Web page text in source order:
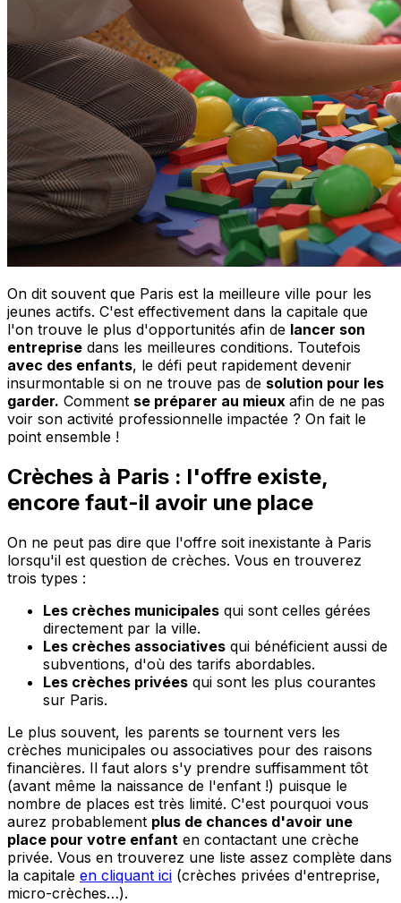
On dit souvent que Paris est la meilleure ville pour les
jeunes actifs. C'est effectivement dans la capitale que
l'on trouve le plus d'opportunités afin de lancer son
entreprise dans les meilleures conditions. Toutefois
avec des enfants, le défi peut rapidement devenir
insurmontable si on ne trouve pas de solution pour les
garder. Comment se préparer au mieux afin de ne pas
voir son activité professionnelle impactée ? On fait le
point ensemble !
Crèches à Paris : l'offre existe,
encore faut-il avoir une place
On ne peut pas dire que l'offre soit inexistante à Paris
lorsqu'il est question de crèches. Vous en trouverez
trois types :
Les crèches municipales qui sont celles gérées
directement par la ville.
Les crèches associatives qui bénéficient aussi de
subventions, d'où des tarifs abordables.
Les crèches privées qui sont les plus courantes
sur Paris.
Le plus souvent, les parents se tournent vers les
crèches municipales ou associatives pour des raisons
financières. Il faut alors s'y prendre suffisamment tôt
(avant même la naissance de l'enfant !) puisque le
nombre de places est très limité. C'est pourquoi vous
aurez probablement plus de chances d'avoir une
place pour votre enfant en contactant une crèche
privée. Vous en trouverez une liste assez complète dans
la capitale en cliquant ici (crèches privées d'entreprise,
micro-crèches…).